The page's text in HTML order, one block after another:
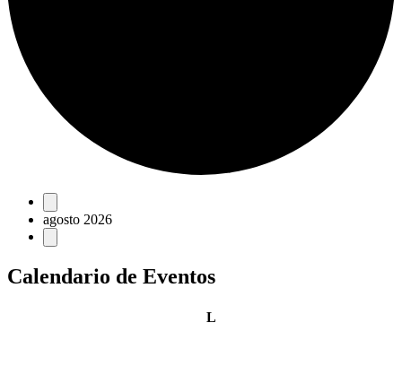
Eventos
agosto 2026
Calendario de Eventos
Llunes